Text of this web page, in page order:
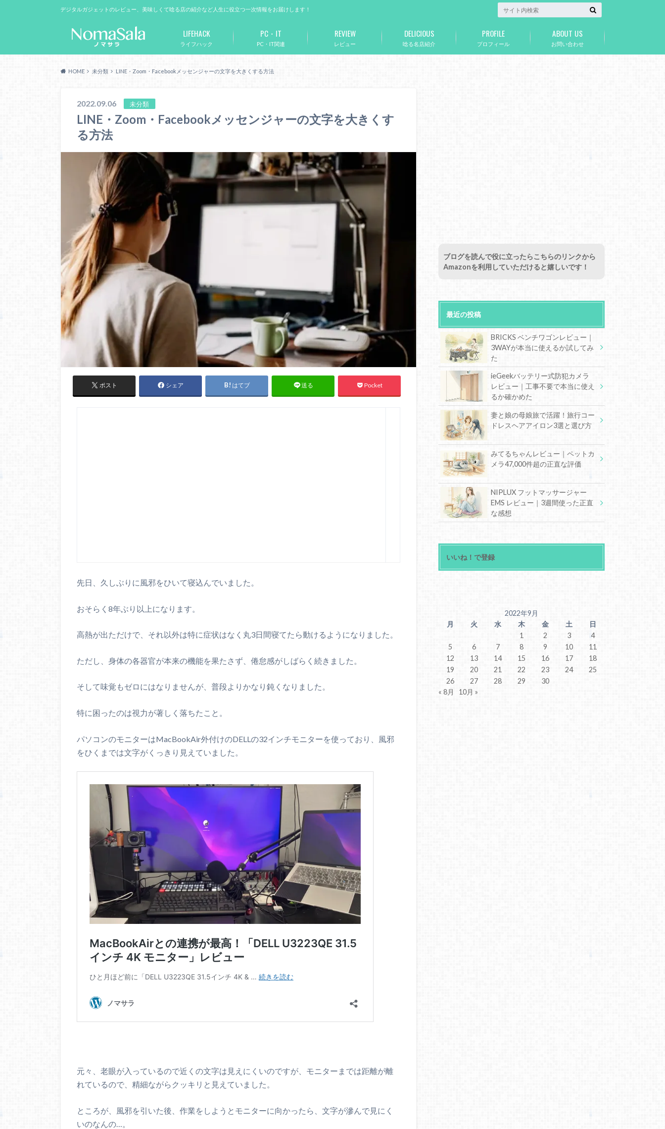
デジタルガジェットのレビュー、美味しくて唸る店の紹介など人生に役立つ一次情報をお届けします！
ライフハック
LIFEHACK
PC・IT関連
PC・IT
レビュー
REVIEW
唸る名店紹介
DELICIOUS
プロフィール
PROFILE
お問い合わせ
ABOUT US
HOME 未分類 LINE・Zoom・Facebookメッセンジャーの文字を大きくする方法
2022.09.06 未分類
LINE・Zoom・Facebookメッセンジャーの文字を大きくす
る方法
ポスト シェア はてブ 送る Pocket
先日、久しぶりに風邪をひいて寝込んでいました。
おそらく8年ぶり以上になります。
高熱が出ただけで、それ以外は特に症状はなく丸3日間寝てたら動けるようになりました。
ただし、身体の各器官が本来の機能を果たさず、倦怠感がしばらく続きました。
そして味覚もゼロにはなりませんが、普段よりかなり鈍くなりました。
特に困ったのは視力が著しく落ちたこと。
パソコンのモニターはMacBookAir外付けのDELLの32インチモニターを使っており、風邪
をひくまでは文字がくっきり見えていました。
元々、老眼が入っているので近くの文字は見えにくいのですが、モニターまでは距離が離
れているので、精細ながらクッキリと見えていました。
ところが、風邪を引いた後、作業をしようとモニターに向かったら、文字が滲んで見にく
いのなんの…。
ブログを読んで役に立ったらこちらのリンクから
Amazonを利用していただけると嬉しいです！
最近の投稿
BRICKS ベンチワゴンレビュー｜
3WAYが本当に使えるか試してみ
た
ieGeekバッテリー式防犯カメラ
レビュー｜工事不要で本当に使え
るか確かめた
妻と娘の母娘旅で活躍！旅行コー
ドレスヘアアイロン3選と選び方
みてるちゃんレビュー｜ペットカ
メラ47,000件超の正直な評価
NIPLUX フットマッサージャー
EMS レビュー｜3週間使った正直
な感想
いいね！で登録
2022年9月
月
火 水 木 金 土
日
1
2 3
4
5
6 7 8 9 10
11
12
13 14 15 16 17
18
19
20 21 22 23 24
25
26
27 28 29
30
« 8月
10月 »